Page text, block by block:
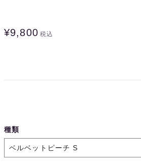
¥9,800 税込
種類